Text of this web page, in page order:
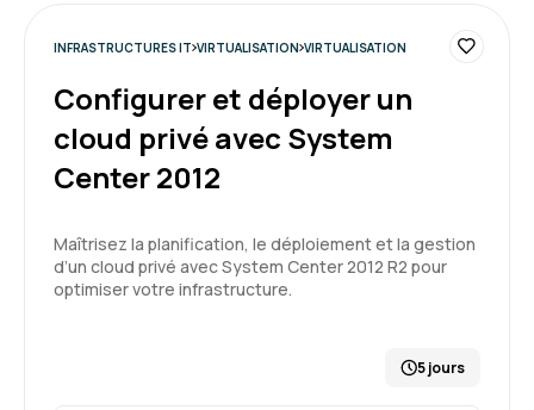
INFRASTRUCTURES IT VIRTUALISATION VIRTUALISATION
Configurer et déployer un
cloud privé avec System
Center 2012
Maîtrisez la planification, le déploiement et la gestion
d’un cloud privé avec System Center 2012 R2 pour
optimiser votre infrastructure.
5 jours